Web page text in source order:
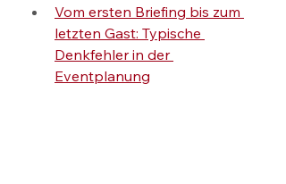
Vom ersten Briefing bis zum
letzten Gast: Typische
Denkfehler in der
Eventplanung